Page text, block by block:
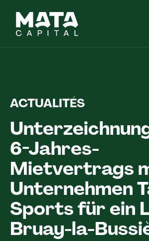
ACTUALITÉS
6-Jahres-
Mietvertrags
Unternehmen
Sports für ein
Bruay-la-